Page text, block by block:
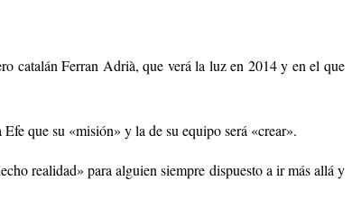
catalán Ferran Adrià, que verá la luz en 2014 y en el que
que su «misión» y la de su equipo será «crear».
realidad» para alguien siempre dispuesto a ir más allá y